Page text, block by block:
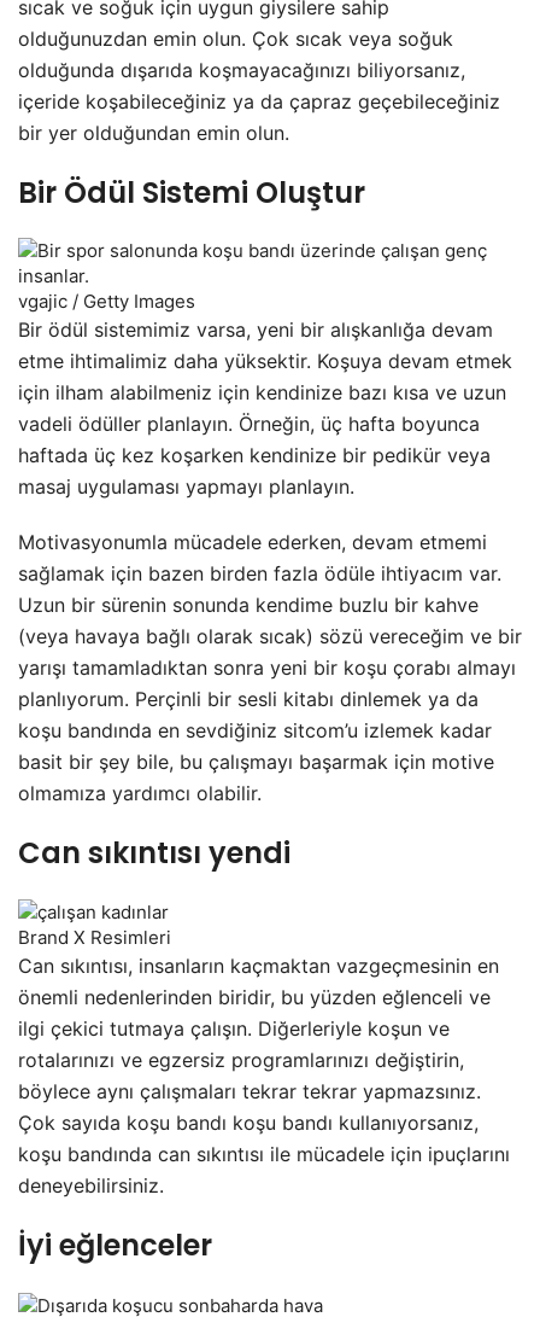
sıcak ve soğuk için uygun giysilere sahip
olduğunuzdan emin olun. Çok sıcak veya soğuk
olduğunda dışarıda koşmayacağınızı biliyorsanız,
içeride koşabileceğiniz ya da çapraz geçebileceğiniz
bir yer olduğundan emin olun.
Bir Ödül Sistemi Oluştur
vgajic / Getty Images
Bir ödül sistemimiz varsa, yeni bir alışkanlığa devam
etme ihtimalimiz daha yüksektir. Koşuya devam etmek
için ilham alabilmeniz için kendinize bazı kısa ve uzun
vadeli ödüller planlayın. Örneğin, üç hafta boyunca
haftada üç kez koşarken kendinize bir pedikür veya
masaj uygulaması yapmayı planlayın.
Motivasyonumla mücadele ederken, devam etmemi
sağlamak için bazen birden fazla ödüle ihtiyacım var.
Uzun bir sürenin sonunda kendime buzlu bir kahve
(veya havaya bağlı olarak sıcak) sözü vereceğim ve bir
yarışı tamamladıktan sonra yeni bir koşu çorabı almayı
planlıyorum. Perçinli bir sesli kitabı dinlemek ya da
koşu bandında en sevdiğiniz sitcom’u izlemek kadar
basit bir şey bile, bu çalışmayı başarmak için motive
olmamıza yardımcı olabilir.
Can sıkıntısı yendi
Brand X Resimleri
Can sıkıntısı, insanların kaçmaktan vazgeçmesinin en
önemli nedenlerinden biridir, bu yüzden eğlenceli ve
ilgi çekici tutmaya çalışın. Diğerleriyle koşun ve
rotalarınızı ve egzersiz programlarınızı değiştirin,
böylece aynı çalışmaları tekrar tekrar yapmazsınız.
Çok sayıda koşu bandı koşu bandı kullanıyorsanız,
koşu bandında can sıkıntısı ile mücadele için ipuçlarını
deneyebilirsiniz.
İyi eğlenceler